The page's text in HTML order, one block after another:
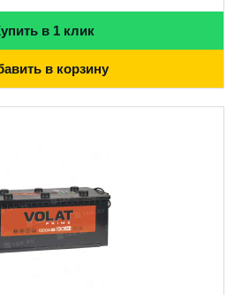
в 1 клик
в корзину